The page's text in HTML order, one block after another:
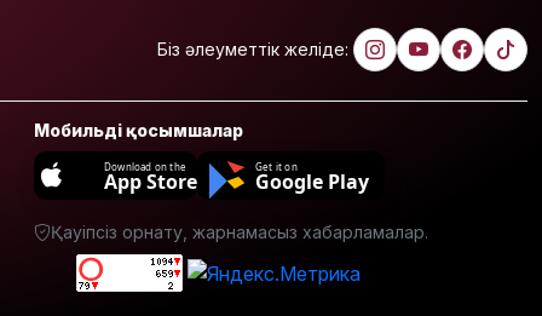
есе азайды
Ақтөбеде
майонез
банкаларына
жасырылған
телефон
тәркіленді
Біз әлеуметтік желіде:
Мобильді қосымшалар
Download on the
App Store
Get it on
Google Play
Қауіпсіз орнату, жарнамасыз хабарламалар.